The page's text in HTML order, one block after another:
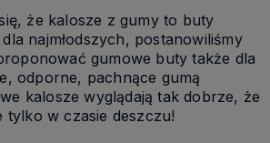
że kalosze z gumy to buty
najmłodszych, postanowiliśmy
gumowe buty także dla
odporne, pachnące gumą
kalosze wyglądają tak dobrze, że
tylko w czasie deszczu!